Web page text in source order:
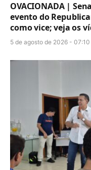
OVACIONADA |
evento do
como vice; veja os
5 de agosto de 2026 - 07:10